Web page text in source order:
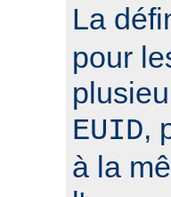
La
pour
EUID,
à la